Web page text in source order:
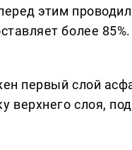
этим
более
первый слой
верхнего слоя,